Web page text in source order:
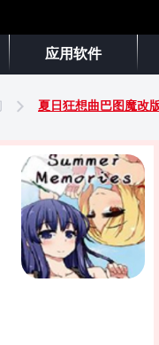
应用软件
夏日狂想曲巴图魔改